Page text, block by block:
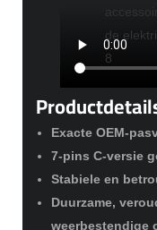
Exacte OEM-
7-pins C-versie
Stabiele en
Duurzame,
weerbestendige